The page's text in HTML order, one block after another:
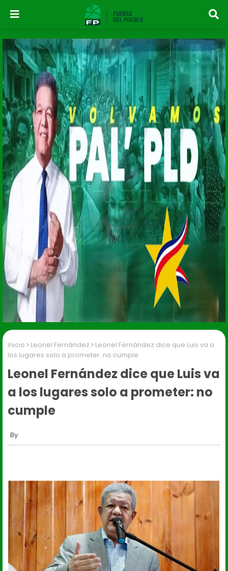
Inicio Leonel Fernández
Leonel Fernández dice que Luis va a
los lugares solo a prometer: no cumple
Leonel Fernández dice que Luis va
a los lugares solo a prometer: no
cumple